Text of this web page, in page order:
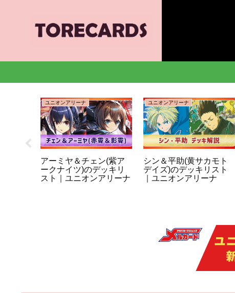
ユニオンアリーナ
アーミヤ＆チェン(紫ア
ークナイツ)のデッキリ
スト｜ユニオンアリーナ
ユニオンアリーナ
シン＆平助(黄サカモト
デイズ)のデッキリスト
｜ユニオンアリーナ